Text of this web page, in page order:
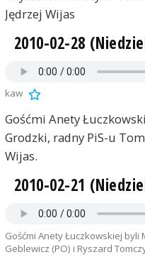
Jędrzej Wijas
2010-02-28
kaw
Gośćmi Anety
Grodzki, radny PiS-u
Wijas.
2010-02-21
Gośćmi Anety Łuczkowskiej byli
Geblewicz (PO) i Ryszard